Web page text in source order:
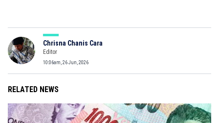
Chrisna Chanis Cara
Editor
10:06am, 26 Jun, 2026
RELATED NEWS